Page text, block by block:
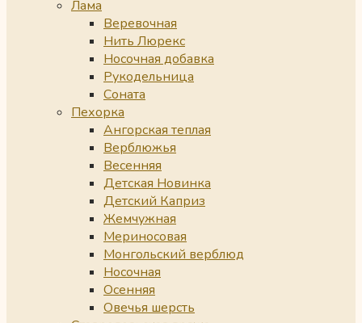
Лама
Веревочная
Нить Люрекс
Носочная добавка
Рукодельница
Соната
Пехорка
Ангорская теплая
Верблюжья
Весенняя
Детская Новинка
Детский Каприз
Жемчужная
Мериносовая
Монгольский верблюд
Носочная
Осенняя
Овечья шерсть